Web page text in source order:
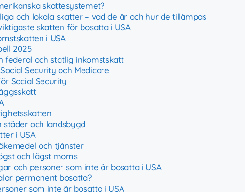
skattesystemet?
och lokala skatter – vad de är och hur de tillämpas
skatten för bosatta i USA
i USA
2025
federal och statlig inkomstskatt
Security och Medicare
Social Security
städer och landsbygd
i USA
och tjänster
och lägst moms
och personer som inte är bosatta i USA
permanent bosatta?
som inte är bosatta i USA